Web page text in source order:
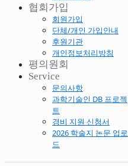
협회가입
회원가입
단체/개인 가입안내
후원기관
개인정보처리방침
평의원회
Service
문의사항
과학기술인 DB 프로젝
트
경비 지원 신청서
2026 학술지 논문 업로
드